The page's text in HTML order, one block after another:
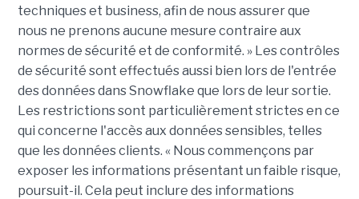
techniques et business, afin de nous assurer que
nous ne prenons aucune mesure contraire aux
normes de sécurité et de conformité. » Les contrôles
de sécurité sont effectués aussi bien lors de l'entrée
des données dans Snowflake que lors de leur sortie.
Les restrictions sont particulièrement strictes en ce
qui concerne l'accès aux données sensibles, telles
que les données clients. « Nous commençons par
exposer les informations présentant un faible risque,
poursuit-il. Cela peut inclure des informations